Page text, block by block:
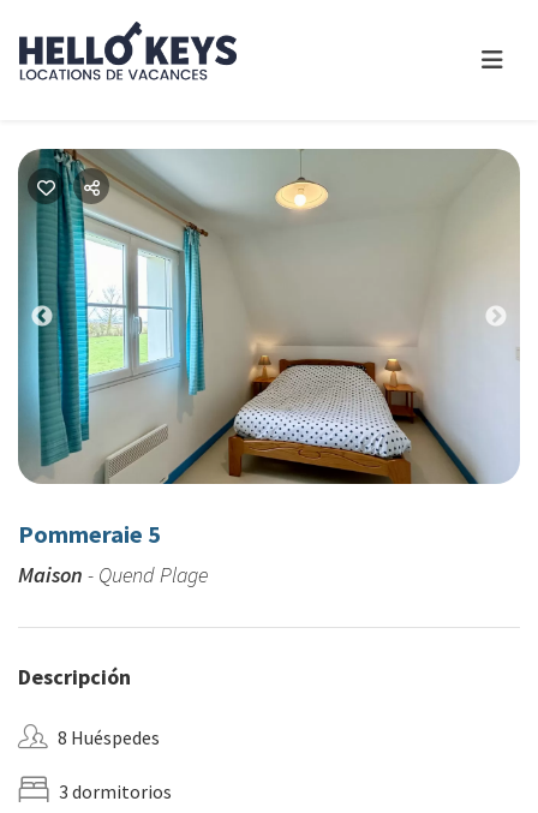
Previous
Pommeraie 5
Maison - Quend Plage
Descripción
8 Huéspedes
3 dormitorios